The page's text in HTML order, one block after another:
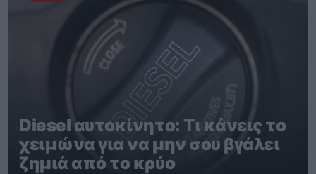
Diesel αυτοκίνητο: Τι κάνεις το
χειμώνα για να μην σου βγάλει
ζημιά από το κρύο